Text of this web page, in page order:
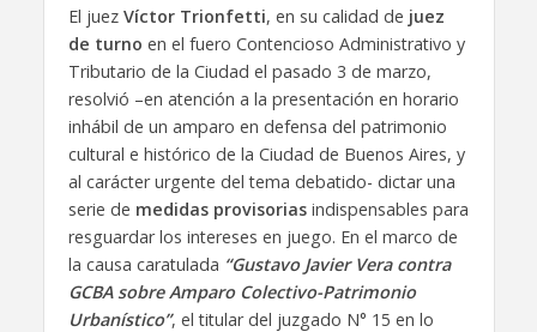
El juez Víctor Trionfetti, en su calidad de juez
de turno en el fuero Contencioso Administrativo y
Tributario de la Ciudad el pasado 3 de marzo,
resolvió –en atención a la presentación en horario
inhábil de un amparo en defensa del patrimonio
cultural e histórico de la Ciudad de Buenos Aires, y
al carácter urgente del tema debatido- dictar una
serie de medidas provisoriasindispensables para
resguardar los intereses en juego. En el marco de
la causa caratulada “Gustavo Javier Vera contra
GCBA sobre Amparo Colectivo-Patrimonio
Urbanístico”, el titular del juzgado N° 15 en lo